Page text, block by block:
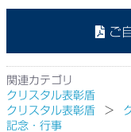
ご
関連カテゴリ
クリスタル表彰盾
クリスタル表彰盾
記念・行事